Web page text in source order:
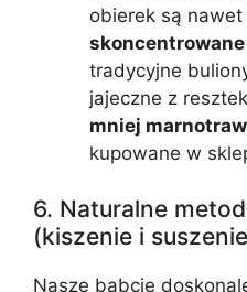
obierek są nawet
tradycyjne
jajeczne z
mniej
kupowane w
6. Naturalne
(kiszenie i
Nasze babcie